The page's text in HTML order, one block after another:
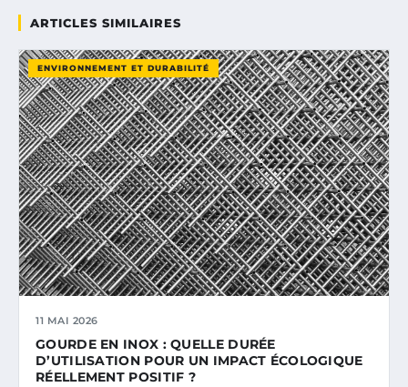
ARTICLES SIMILAIRES
ENVIRONNEMENT ET DURABILITÉ
11 MAI 2026
GOURDE EN INOX : QUELLE DURÉE
D’UTILISATION POUR UN IMPACT ÉCOLOGIQUE
RÉELLEMENT POSITIF ?